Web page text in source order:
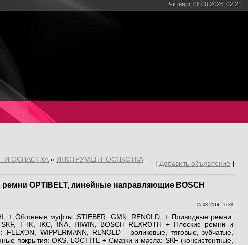
Четверг, 06.08.2026, 02:21
И ОСНАСТКА » ИНСТРУМЕНТ ОСНАСТКА
[ Добавить объявление ]
OPTIBELT, линейные направляющие BOSCH
25.03.2014, 16:39
+ Обгонные муфты: STIEBER, GMN, RENOLD, + Приводные ремни:
THK, IKO, INA, HIWIN, BOSCH REXROTH + Плоские ремни и
WIPPERMANN, RENOLD - роликовые, тяговые, зубчатые,
покрытия: OKS, LOCTITE + Смазки и масла: SKF (консистентные,